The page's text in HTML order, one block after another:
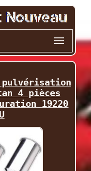
4 pièces
19220